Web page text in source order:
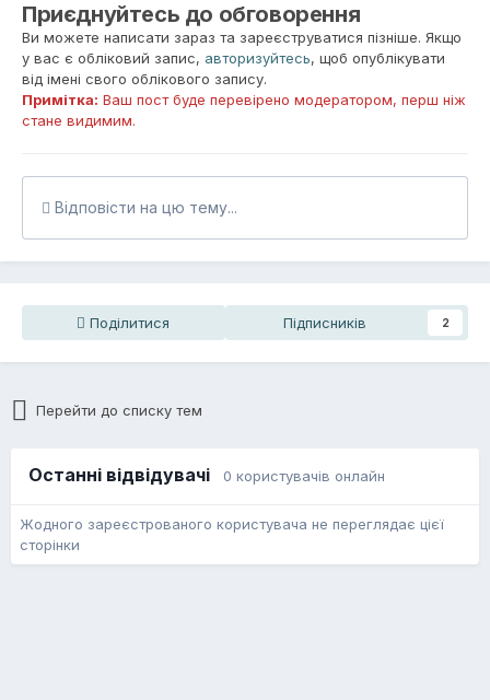
Приєднуйтесь до обговорення
Ви можете написати зараз та зареєструватися пізніше. Якщо
у вас є обліковий запис, авторизуйтесь, щоб опублікувати
від імені свого облікового запису.
Примітка: Ваш пост буде перевірено модератором, перш ніж
стане видимим.
Відповісти на цю тему...
Поділитися Підписників 2
Перейти до списку тем
Останні відвідувачі 0 користувачів онлайн
Жодного зареєстрованого користувача не переглядає цієї
сторінки